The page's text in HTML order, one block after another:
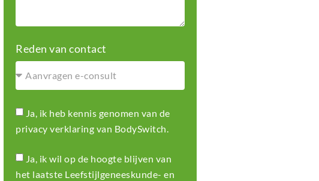
Reden van contact
Ja, ik heb kennis genomen van de
privacy verklaring van BodySwitch.
Ja, ik wil op de hoogte blijven van
het laatste Leefstijlgeneeskunde- en